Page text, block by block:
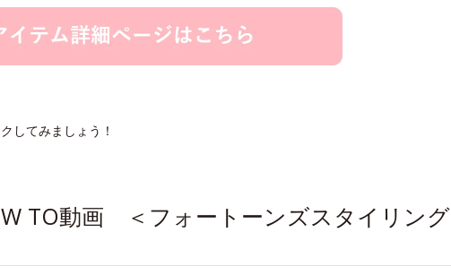
してみましょう！
TO動画 ＜フォートーンズスタイリング